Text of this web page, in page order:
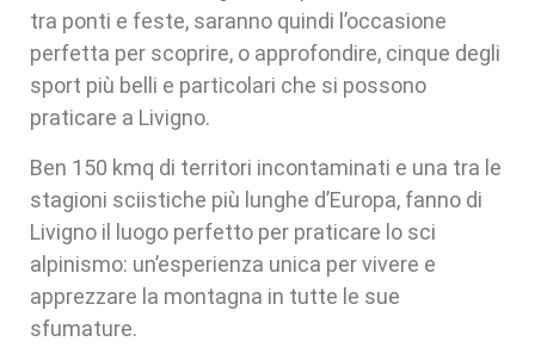
tra ponti e feste, saranno quindi l’occasione
perfetta per scoprire, o approfondire, cinque degli
sport più belli e particolari che si possono
praticare a Livigno.
Ben 150 kmq di territori incontaminati e una tra le
stagioni sciistiche più lunghe d’Europa, fanno di
Livigno il luogo perfetto per praticare lo sci
alpinismo: un’esperienza unica per vivere e
apprezzare la montagna in tutte le sue
sfumature.